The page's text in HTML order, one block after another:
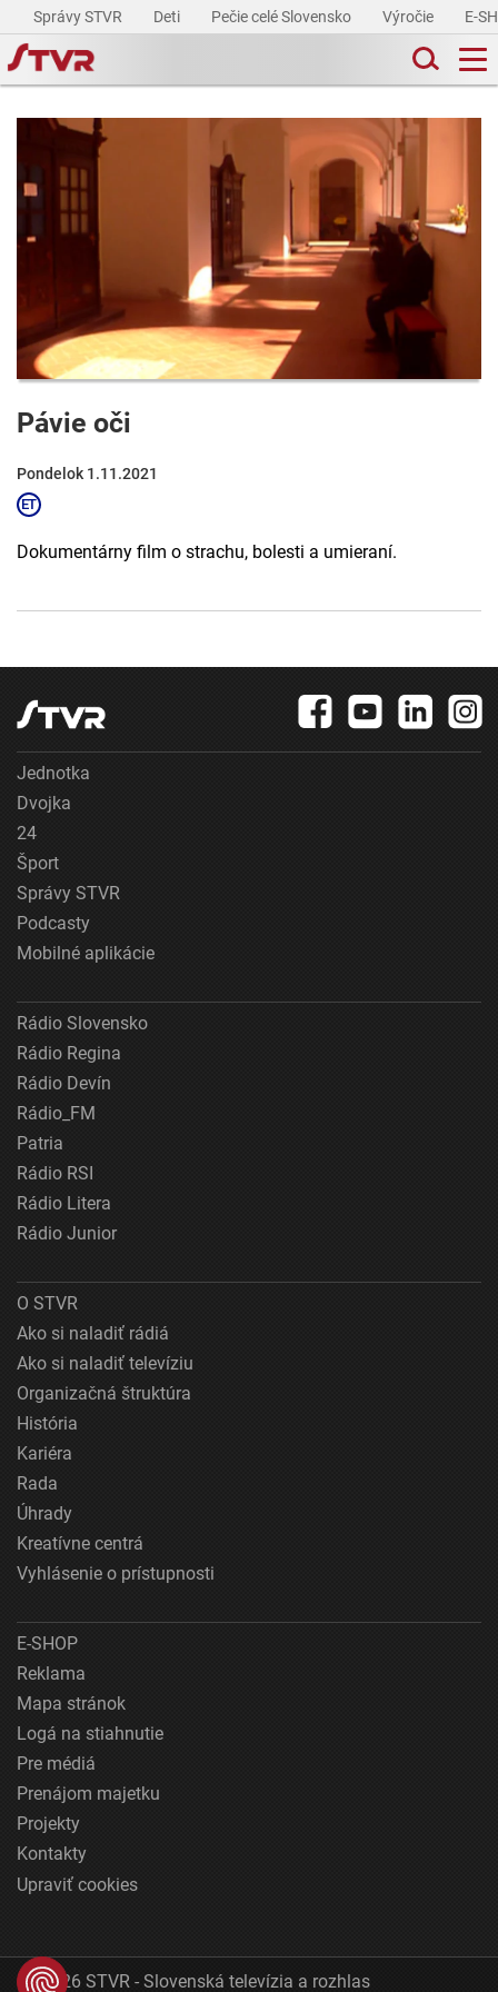
Správy STVR Deti Pečie celé Slovensko Výročie E-
Pávie oči
Pondelok 1.11.2021
Dokumentárny film o strachu, bolesti a umieraní.
Jednotka
Dvojka
24
Šport
Správy STVR
Podcasty
Mobilné aplikácie
Rádio Slovensko
Rádio Regina
Rádio Devín
Rádio_FM
Patria
Rádio RSI
Rádio Litera
Rádio Junior
O STVR
Ako si naladiť rádiá
Ako si naladiť televíziu
Organizačná štruktúra
História
Kariéra
Rada
Úhrady
Kreatívne centrá
Vyhlásenie o prístupnosti
E-SHOP
Reklama
Mapa stránok
Logá na stiahnutie
Pre médiá
Prenájom majetku
Projekty
Kontakty
Upraviť cookies
© 2026 STVR - Slovenská televízia a rozhlas